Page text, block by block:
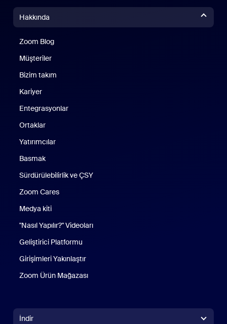
Hakkında
Zoom Blog
Müşteriler
Bizim takım
Kariyer
Entegrasyonlar
Ortaklar
Yatırımcılar
Basmak
Sürdürülebilirlik ve ÇSY
Zoom Cares
Medya kiti
"Nasıl Yapılır?" Videoları
Geliştirici Platformu
Girişimleri Yakınlaştır
Zoom Ürün Mağazası
İndir